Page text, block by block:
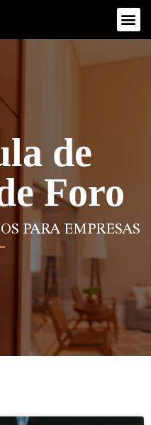
de
Foro
PARA EMPRESAS